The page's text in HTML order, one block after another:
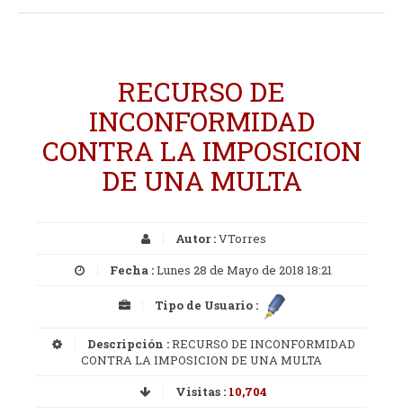
RECURSO DE
INCONFORMIDAD
CONTRA LA IMPOSICION
DE UNA MULTA
Autor :VTorres
Fecha :Lunes 28 de Mayo de 2018 18:21
Tipo de Usuario :
Descripción :RECURSO DE INCONFORMIDAD
CONTRA LA IMPOSICION DE UNA MULTA
Visitas : 10,704